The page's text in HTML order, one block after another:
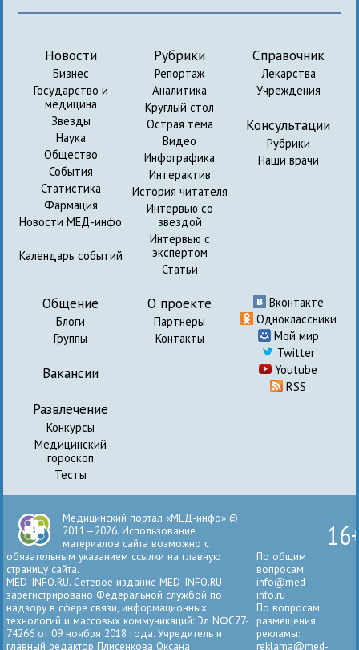
Новости
Бизнес
Государство и
медицина
Звезды
Наука
Общество
События
Статистика
Фармация
Новости МЕД-инфо
Календарь событий
Рубрики
Репортаж
Аналитика
Круглый стол
Острая тема
Видео
Инфографика
Интерактив
История читателя
Интервью со
звездой
Интервью с
экспертом
Статьи
Справочник
Лекарства
Учреждения
Консультации
Рубрики
Наши врачи
Общение
Блоги
Группы
Вакансии
Развлечение
Конкурсы
Медицинский
гороскоп
Тесты
О проекте
Партнеры
Контакты
Вконтакте
Одноклассники
Мой мир
Twitter
Youtube
RSS
Медицинский портал «МЕД-инфо» ©
2011—2026. Использование
материалов сайта возможно с
обязательным указанием ссылки на главную
страницу сайта.
MED-INFO.RU. Сетевое издание MED-INFO.RU
зарегистрировано Федеральной службой по
надзору в сфере связи, информационных
технологий и массовых коммуникаций: Эл NФС77-
74266 от 09 ноября 2018 года. Учредитель и
главный редактор Плисенкова Оксана
По общим
вопросам:
info@med-
info.ru
По вопросам
размещения
рекламы:
reklama@med-